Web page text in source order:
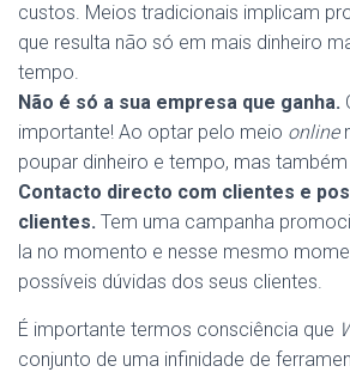
custos. Meios tradicionais implicam
que resulta não só em mais dinheiro
tempo.
Não é só a sua empresa que ganha.
importante! Ao optar pelo meio online
poupar dinheiro e tempo, mas
Contacto directo com clientes e
clientes. Tem uma campanha
la no momento e nesse mesmo
possíveis dúvidas dos seus clientes.
É importante termos consciência que
conjunto de uma infinidade de